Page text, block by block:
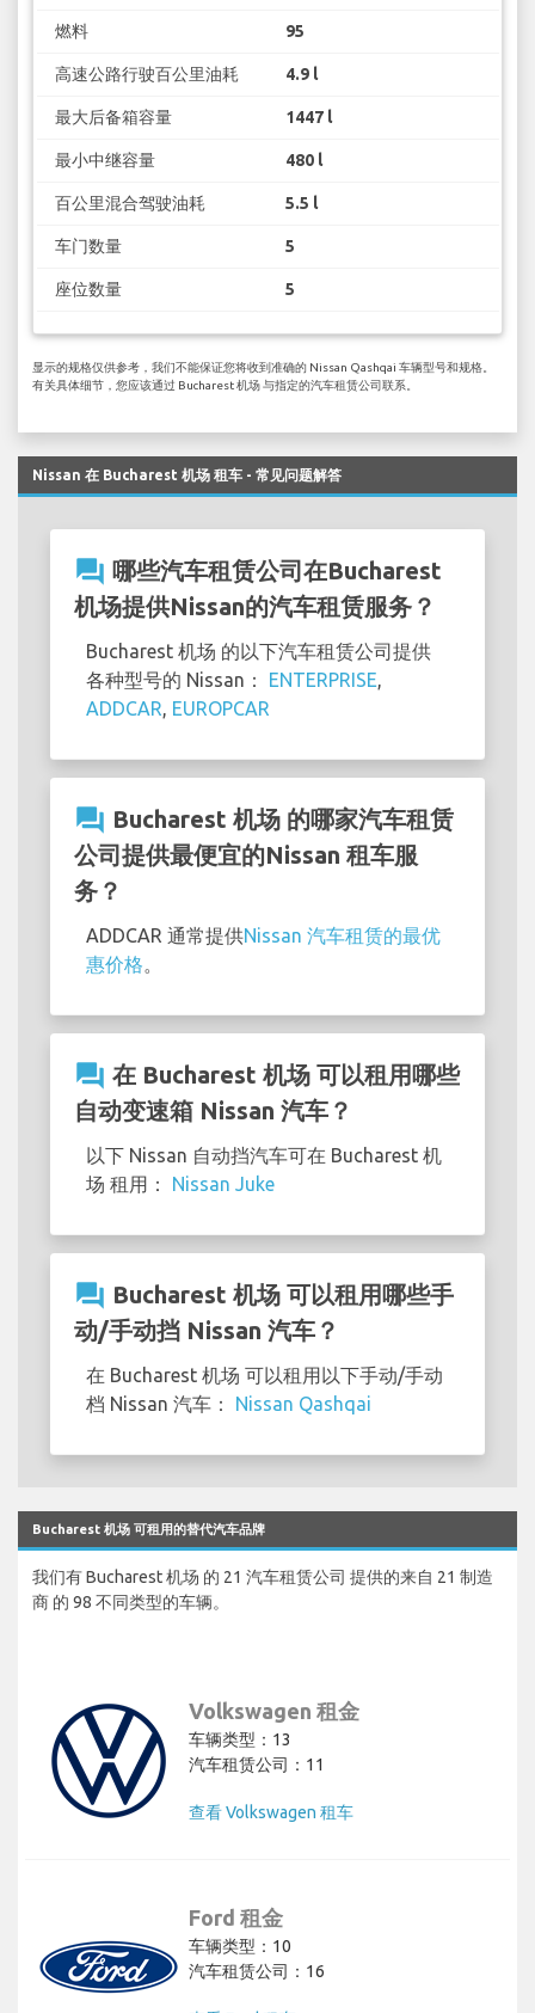
燃料 95
高速公路行驶百公里油耗 4.9 l
最大后备箱容量 1447 l
最小中继容量 480 l
百公里混合驾驶油耗 5.5 l
车门数量 5
座位数量 5
显示的规格仅供参考，我们不能保证您将收到准确的 Nissan Qashqai 车辆型号和规格。
有关具体细节，您应该通过 Bucharest 机场 与指定的汽车租赁公司联系。
Nissan 在 Bucharest 机场 租车 - 常见问题解答
question_answer 哪些汽车租赁公司在Bucharest
机场提供Nissan的汽车租赁服务？
Bucharest 机场 的以下汽车租赁公司提供
各种型号的 Nissan： ENTERPRISE
ADDCAR EUROPCAR
question_answer Bucharest 机场 的哪家汽车租赁
公司提供最便宜的Nissan 租车服
务？
ADDCAR 通常提供Nissan 汽车租赁的最优
惠价格
question_answer 在 Bucharest 机场 可以租用哪些
自动变速箱 Nissan 汽车？
以下 Nissan 自动挡汽车可在 Bucharest 机
场 租用： Nissan Juke
question_answer Bucharest 机场 可以租用哪些手
动/手动挡 Nissan 汽车？
在 Bucharest 机场 可以租用以下手动/手动
档 Nissan 汽车： Nissan Qashqai
Bucharest 机场 可租用的替代汽车品牌
我们有 Bucharest 机场 的 21 汽车租赁公司 提供的来自 21 制造
商 的 98 不同类型的车辆。
Volkswagen 租金
车辆类型：13
汽车租赁公司：11
查看 Volkswagen 租车
Ford 租金
车辆类型：10
汽车租赁公司：16